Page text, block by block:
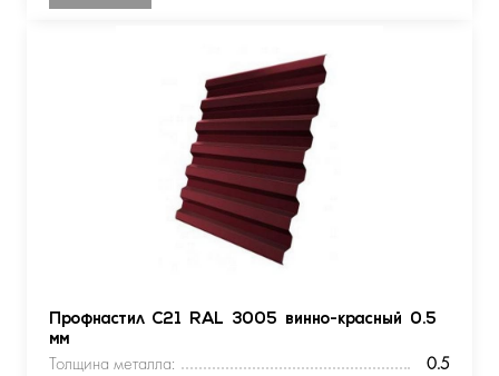
Профнастил С21 RAL 3005 винно-красный 0.5
мм
Толщина металла:
0.5